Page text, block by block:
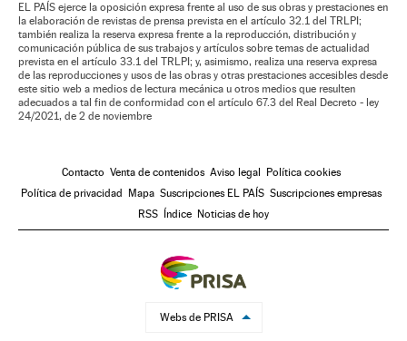
EL PAÍS ejerce la oposición expresa frente al uso de sus obras y prestaciones en
la elaboración de revistas de prensa prevista en el artículo 32.1 del TRLPI;
también realiza la reserva expresa frente a la reproducción, distribución y
comunicación pública de sus trabajos y artículos sobre temas de actualidad
prevista en el artículo 33.1 del TRLPI; y, asimismo, realiza una reserva expresa
de las reproducciones y usos de las obras y otras prestaciones accesibles desde
este sitio web a medios de lectura mecánica u otros medios que resulten
adecuados a tal fin de conformidad con el artículo 67.3 del Real Decreto - ley
24/2021, de 2 de noviembre
Contacto Venta de contenidos Aviso legal
Política cookies
Política de privacidad
Mapa Suscripciones EL PAÍS Suscripciones empresas
RSS
Índice Noticias de hoy
Webs de PRISA